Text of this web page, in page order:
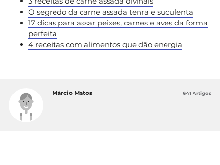
O segredo da carne assada tenra e suculenta
17 dicas para assar peixes, carnes e aves da forma
perfeita
4 receitas com alimentos que dão energia
Márcio Matos 641 Artigos